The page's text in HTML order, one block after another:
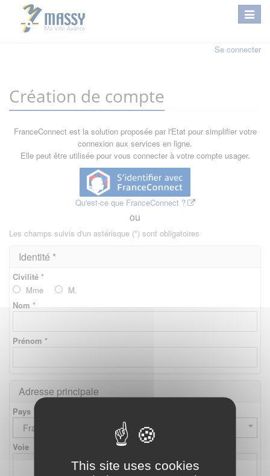
Se connecter
Création de compte
FranceConnect est la solution proposée par l'Etat pour simplifier votre
connexion aux services en ligne.
Elle peut être utilisée pour vous connecter à votre compte usager.
Qu'est-ce que FranceConnect ?
ou
Les champs suivis d'un astérisque (*) sont obligatoires
Identité *
Civilité *
Mme
M.
Nom *
Prénom *
Adresse principale
Pays
France
Voie
This site uses cookies